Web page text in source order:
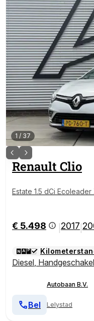
1 / 37
Renault Clio
Estate 1.5 dCi
€ 5.498 2017
Diesel,
Autobaan B.V.
Lelystad
Bel